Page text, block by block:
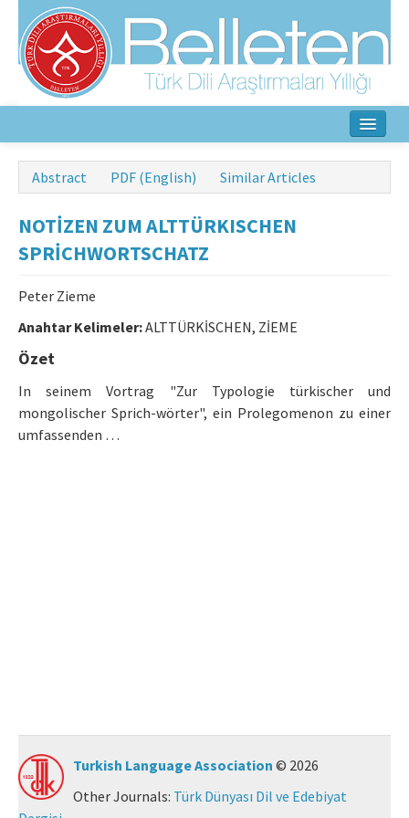
Home
About
Aim & Scope
Ethical Principles
Contact Us
Manuscript Submission
Abstract PDF (English) Similar Articles
NOTİZEN ZUM ALTTÜRKISCHEN
SPRİCHWORTSCHATZ
Peter Zieme
Anahtar Kelimeler:ALTTÜRKİSCHEN, ZİEME
Özet
In seinem Vortrag "Zur Typologie türkischer und
mongolischer Sprich-wörter", ein Prolegomenon zu einer
umfassenden …
Turkish Language Association © 2026
Other Journals: Türk Dünyası Dil ve Edebiyat